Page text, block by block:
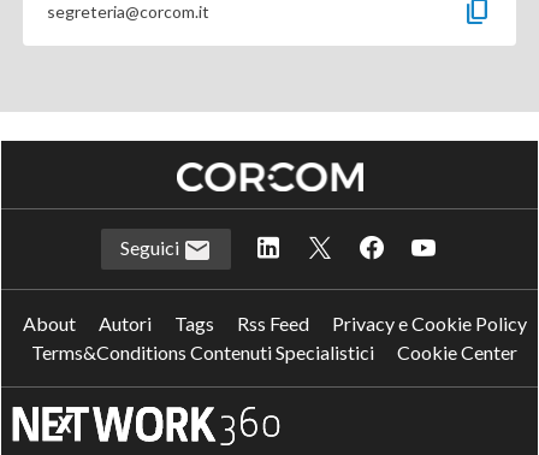
segreteria@corcom.it content_copy
Seguici
About Autori Tags Rss Feed
Privacy e Cookie Policy
Terms&Conditions Contenuti Specialistici
Cookie Center